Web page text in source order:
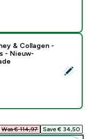
Protein | Whey &
& Collagen -
- Nieuw-
Was € 114,97‎ Save € 34,50‎